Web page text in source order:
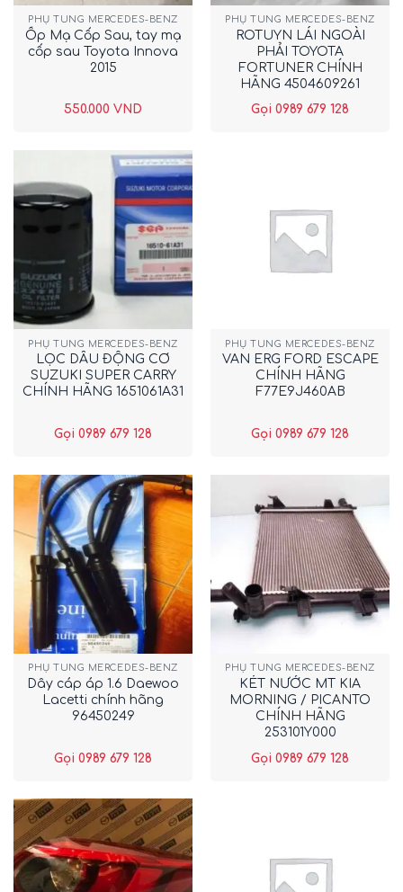
PHỤ TÙNG MERCEDES-BENZ
Ốp Mạ Cốp Sau, tay mạ
cốp sau Toyota Innova
2015
550.000 VND
PHỤ TÙNG MERCEDES-BENZ
ROTUYN LÁI NGOÀI
PHẢI TOYOTA
FORTUNER CHÍNH
HÃNG 4504609261
Gọi 0989 679 128
PHỤ TÙNG MERCEDES-BENZ
LỌC DẦU ĐỘNG CƠ
SUZUKI SUPER CARRY
CHÍNH HÃNG 1651061A31
Gọi 0989 679 128
PHỤ TÙNG MERCEDES-BENZ
VAN ERG FORD ESCAPE
CHÍNH HÃNG
F77E9J460AB
Gọi 0989 679 128
PHỤ TÙNG MERCEDES-BENZ
Dây cáp áp 1.6 Daewoo
Lacetti chính hãng
96450249
Gọi 0989 679 128
PHỤ TÙNG MERCEDES-BENZ
KÉT NƯỚC MT KIA
MORNING / PICANTO
CHÍNH HÃNG
253101Y000
Gọi 0989 679 128